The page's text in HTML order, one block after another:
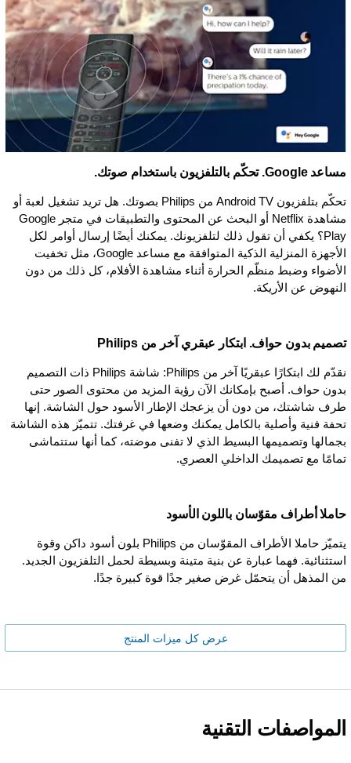
مساعد Google. تحكّم بالتلفزيون باستخدام صوتك.
تحكّم بتلفزيون Android TV من Philips بصوتك. هل تريد تشغيل لعبة أو
مشاهدة Netflix أو البحث عن المحتوى والتطبيقات في متجر Google
Play؟ يكفي أن تقول ذلك لتلفزيونك. يمكنك أيضًا إرسال أوامر لكل
الأجهزة المنزلية الذكية المتوافقة مع مساعد Google، مثل تخفيت
الأضواء وضبط منظّم الحرارة أثناء مشاهدة الأفلام، كل ذلك من دون
النهوض عن الأريكة.
تصميم بدون حواف. ابتكار عبقري آخر من Philips
نقدّم لك ابتكارًا عبقريًا آخر من Philips: شاشة Philips ذات التصميم
بدون حواف. أصبح بإمكانك الآن رؤية المزيد من محتوى الصور حتى
طرف شاشتك، من دون أن يزعجك الإطار الأسود حول الشاشة. إنها
تحفة فنية وأصلية بالكامل يمكنك وضعها في غرفتك. تتميّز هذه الشاشة
بجمالها وتصميمها البسيط الذي لا تفنى موضته، كما أنها ستتماشى
تمامًا مع تصميمك الداخلي العصري.
حاملا أطراف مقوّسان باللون الأسود
يتميّز حاملا الأطراف المقوّسان من Philips بلون أسود داكن وقوة
استثنائية. فهما عبارة عن بنية متينة وبسيطة لحمل التلفزيون الجديد.
من المذهل أن يتحمّل غرض صغير جدًا قوة كبيرة جدًا.
عرض كل ميزات المنتج
المواصفات التقنية